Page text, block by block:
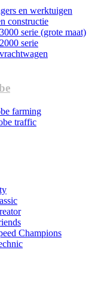
en werktuigen
constructie
serie (grote maat)
serie
farming
traffic
Champions